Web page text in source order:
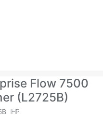
Flow 7500
(L2725B)
HP